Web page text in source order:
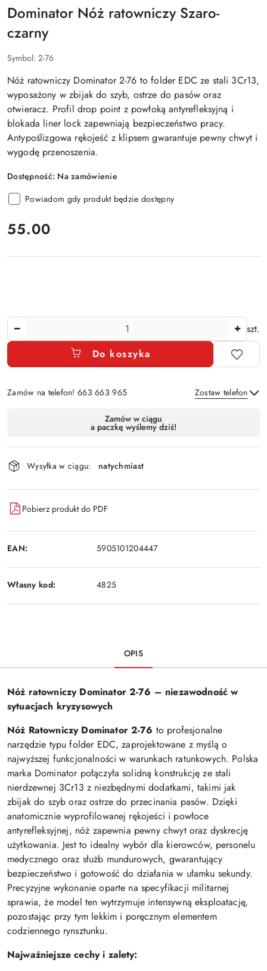
Dominator Nóż ratowniczy Szaro-
czarny
Symbol: 2-76
Nóż ratowniczy Dominator 2-76 to folder EDC ze stali 3Cr13,
wyposażony w zbijak do szyb, ostrze do pasów oraz
otwieracz. Profil drop point z powłoką antyrefleksyjną i
blokada liner lock zapewniają bezpieczeństwo pracy.
Antypoślizgowa rękojeść z klipsem gwarantuje pewny chwyt i
wygodę przenoszenia.
Dostępność: Na zamówienie
Powiadom gdy produkt będzie dostępny
cena:
55.00
szt.
Do koszyka
Zamów na telefon! 663 663 965 Zostaw telefon
Wyślij
dostawa
Zamów w ciągu
a paczkę wyślemy dziś!
Wysyłka w ciągu: natychmiast
Pobierz produkt do PDF
EAN: 5905101204447
Własny kod: 4825
OPIS
Nóż ratowniczy Dominator 2-76 – niezawodność w
sytuacjach kryzysowych
Nóż Ratowniczy Dominator 2-76 to profesjonalne
narzędzie typu folder EDC, zaprojektowane z myślą o
najwyższej funkcjonalności w warunkach ratunkowych. Polska
marka Dominator połączyła solidną konstrukcję ze stali
nierdzewnej 3Cr13 z niezbędnymi dodatkami, takimi jak
zbijak do szyb oraz ostrze do przecinania pasów. Dzięki
anatomicznie wyprofilowanej rękojeści i powłoce
antyrefleksyjnej, nóż zapewnia pewny chwyt oraz dyskrecję
użytkowania. Jest to idealny wybór dla kierowców, personelu
medycznego oraz służb mundurowych, gwarantujący
bezpieczeństwo i gotowość do działania w ułamku sekundy.
Precyzyjne wykonanie oparte na specyfikacji militarnej
sprawia, że model ten wytrzymuje intensywną eksploatację,
pozostając przy tym lekkim i poręcznym elementem
codziennego rynsztunku.
Najważniejsze cechy i zalety: